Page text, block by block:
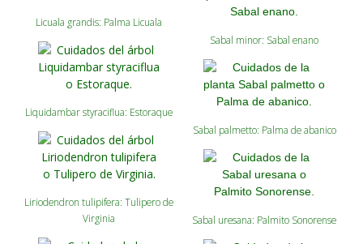
Licuala grandis: Palma Licuala
Liquidambar styraciflua: Estoraque
Liriodendron tulipifera: Tulipero de
Virginia
Sabal minor: Sabal enano
Sabal palmetto: Palma de abanico
Sabal uresana: Palmito Sonorense